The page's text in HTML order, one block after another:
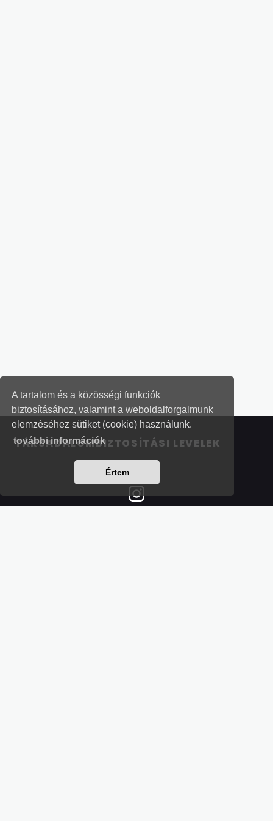
A tartalom és a közösségi funkciók
biztosításához, valamint a weboldalforgalmunk
elemzéséhez sütiket (cookie) használunk.
további információk
Értem
TÁRSADALOMBIZTOSÍTÁSI LEVELEK